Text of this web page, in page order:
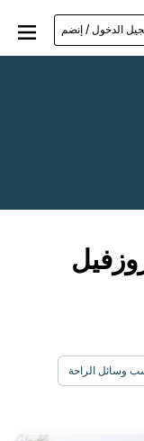
الدخول / إنضم
وسائل الراحة